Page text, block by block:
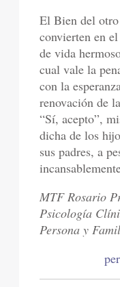
El Bien del
convierten en
de vida
cual vale la
con la
renovación de
“Sí, acepto”,
dicha de los
sus padres, a
MTF Rosario
Psicología
Persona y